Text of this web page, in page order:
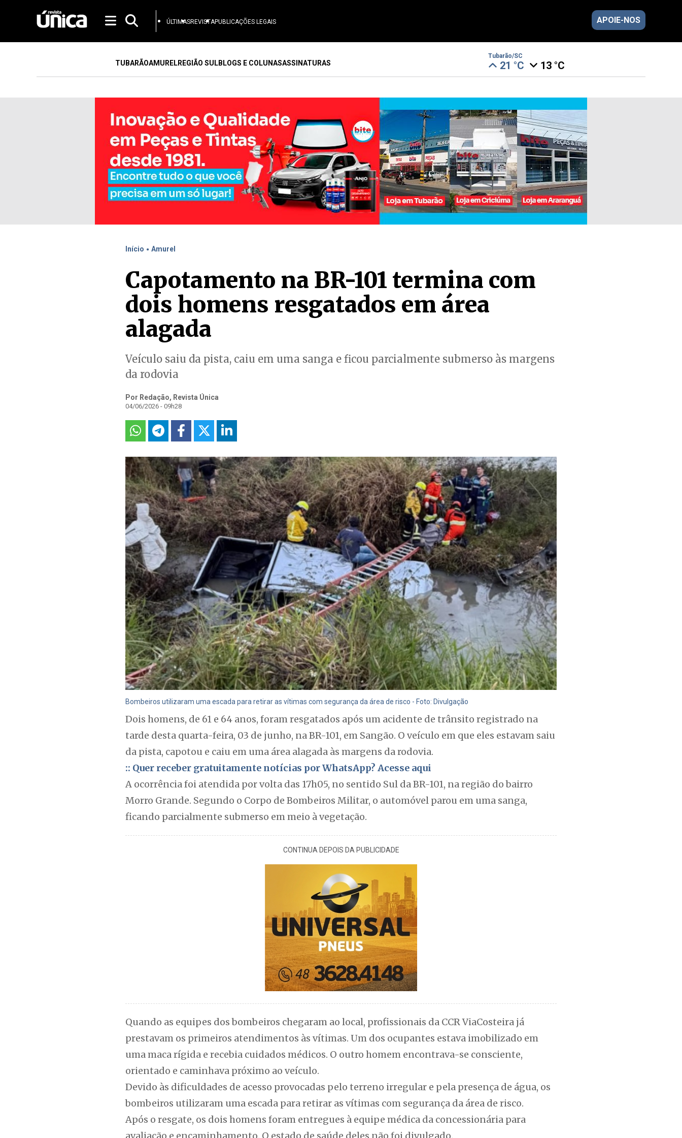
ÚLTIMASREVISTAPUBLICAÇÕES LEGAIS APOIE-NOS
TUBARÃOAMURELREGIÃO SULBLOGS E COLUNASASSINATURAS
Tubarão/SC
21 °C 13 °C
Início . Amurel
Capotamento na BR-101 termina com
dois homens resgatados em área
alagada
Veículo saiu da pista, caiu em uma sanga e ficou parcialmente submerso às margens
da rodovia
Por Redação, Revista Única
04/06/2026 - 09h28
Bombeiros utilizaram uma escada para retirar as vítimas com segurança da área de risco - Foto: Divulgação
Dois homens, de 61 e 64 anos, foram resgatados após um acidente de trânsito registrado na
tarde desta quarta-feira, 03 de junho, na BR-101, em Sangão. O veículo em que eles estavam saiu
da pista, capotou e caiu em uma área alagada às margens da rodovia.
:: Quer receber gratuitamente notícias por WhatsApp? Acesse aqui
A ocorrência foi atendida por volta das 17h05, no sentido Sul da BR-101, na região do bairro
Morro Grande. Segundo o Corpo de Bombeiros Militar, o automóvel parou em uma sanga,
ficando parcialmente submerso em meio à vegetação.
CONTINUA DEPOIS DA PUBLICIDADE
Quando as equipes dos bombeiros chegaram ao local, profissionais da CCR ViaCosteira já
prestavam os primeiros atendimentos às vítimas. Um dos ocupantes estava imobilizado em
uma maca rígida e recebia cuidados médicos. O outro homem encontrava-se consciente,
orientado e caminhava próximo ao veículo.
Devido às dificuldades de acesso provocadas pelo terreno irregular e pela presença de água, os
bombeiros utilizaram uma escada para retirar as vítimas com segurança da área de risco.
Após o resgate, os dois homens foram entregues à equipe médica da concessionária para